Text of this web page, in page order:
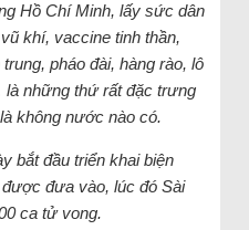
Hồ Chí Minh, lấy sức dân
khí, vaccine tinh thần,
pháo đài, hàng rào, lô
những thứ rất đặc trưng
không nước nào có.
bắt đầu triển khai biện
đưa vào, lúc đó Sài
ca tử vong.